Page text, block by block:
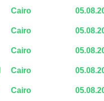
Cairo
Cairo
Cairo
Cairo
Cairo